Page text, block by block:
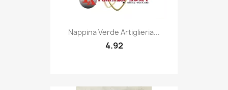
Quick view
Nappina Verde Artiglieria...
4.92